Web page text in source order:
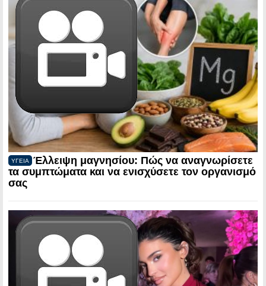
ΥΓΕΙΑ
Έλλειψη μαγνησίου: Πώς να αναγνωρίσετε
τα συμπτώματα και να ενισχύσετε τον οργανισμό
σας